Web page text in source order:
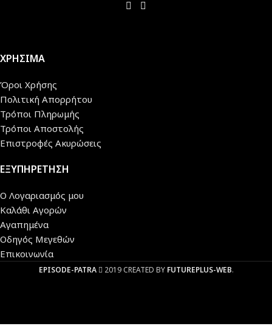
ΧΡΗΣΙΜΑ
Όροι Χρήσης
Πολιτική Απορρήτου
Τρόποι Πληρωμής
Τρόποι Αποστολής
Επιστροφές Ακυρώσεις
ΕΞΥΠΗΡΕΤΗΣΗ
Ο Λογαριασμός μου
Καλάθι Αγορών
Αγαπημένα
Οδηγός Μεγεθών
Επικοινωνία
EPISODE-PATRA 2019 CREATED BY FUTUREPLUS-WEB.